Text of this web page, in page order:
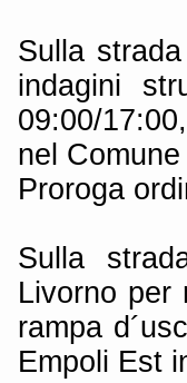
Sulla
indagini
09:00/
nel
Proroga
Sulla
Livorno per
rampa
Empoli Est